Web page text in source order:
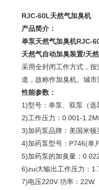
RJC-60L天然气加臭机
产品简介：
单泵天然气加臭机RJC-
天然气自动加臭装置/天
采用全封闭工作方式，
道，故称作加臭机。城
性能参数：
1)型号：单泵、双泵（
2)工作压力：0.001-
3)加药泵品牌：美国米顿
4)加药泵型号：P746(单
5)加药泵的加臭量：
6)zui大输出工作压力：
7)电压220V 功率：22W